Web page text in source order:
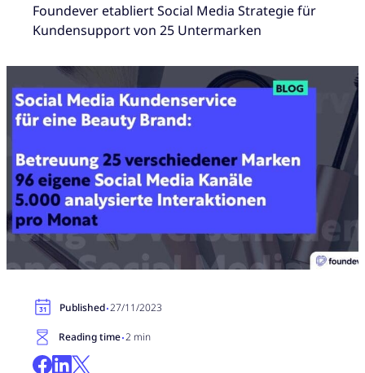
Foundever etabliert Social Media Strategie für
Kundensupport von 25 Untermarken
Published·27/11/2023
Reading time·2 min